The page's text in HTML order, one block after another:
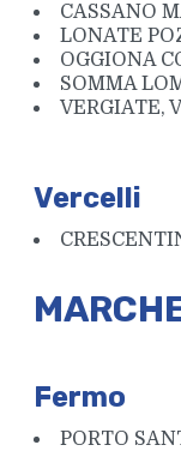
CASSANO
LONATE
OGGIONA
SOMMA
VERGIATE,
Vercelli
Fermo
PORTO